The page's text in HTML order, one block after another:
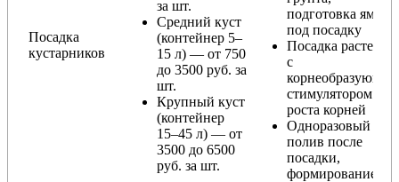
Посадка
кустарников
за шт.
Средний куст
(контейнер 5–
15 л) — от 750
до 3500 руб. за
шт.
Крупный куст
(контейнер
15–45 л) — от
3500 до 6500
руб. за шт.
подготовка ямы
под посадку
Посадка растения
с
корнеобразующим
стимулятором
роста корней
Одноразовый
полив после
посадки,
формирование